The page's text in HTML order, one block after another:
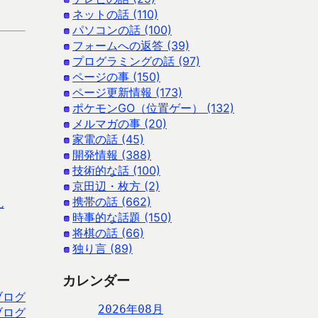
ログ
ログ
ネットの話 (110)
パソコンの話 (100)
フォームへの返答 (39)
プログラミングの話 (97)
ページの事 (150)
ページ更新情報 (173)
ポケモンGO（位置ゲー） (132)
メルマガの事 (20)
家電の話 (45)
開発情報 (388)
技術的な話 (100)
京田辺・枚方 (2)
携帯の話 (662)
時事的な話題 (150)
将棋の話 (66)
独り言 (89)
カレンダー
2026年08月